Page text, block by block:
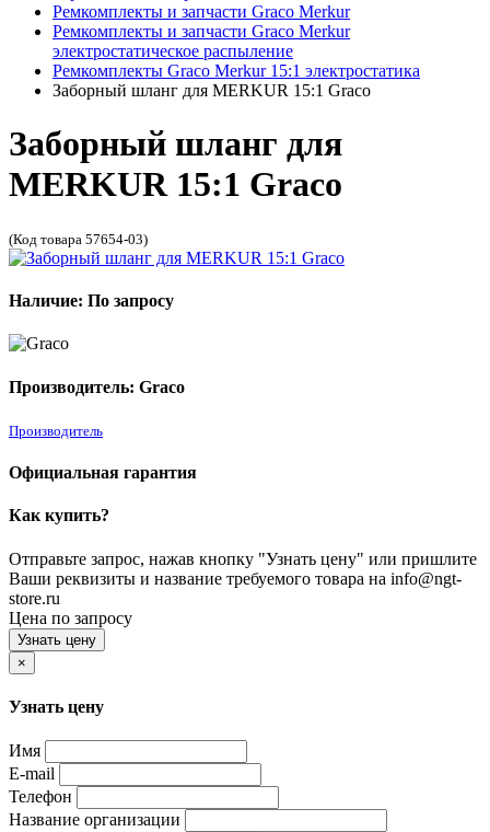
Ремкомплекты и запчасти Graco Merkur
Ремкомплекты и запчасти Graco Merkur
электростатическое распыление
Ремкомплекты Graco Merkur 15:1 электростатика
Заборный шланг для MERKUR 15:1 Graco
Заборный шланг для
MERKUR 15:1 Graco
(Код товара 57654-03)
Наличие: По запросу
Производитель: Graco
Производитель
Официальная гарантия
Как купить?
Отправьте запрос, нажав кнопку "Узнать цену" или пришлите
Ваши реквизиты и название требуемого товара на info@ngt-
store.ru
Цена по запросу
Узнать цену
×
Узнать цену
Имя
E-mail
Телефон
Название организации